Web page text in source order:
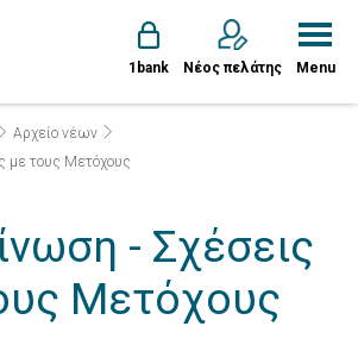
1bank Νέος πελάτης Menu
Αρχείο νέων
με τους Μετόχους
- Σχέσεις
Μετόχους